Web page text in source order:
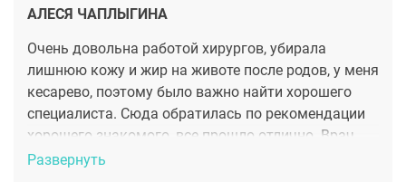
АЛЕСЯ ЧАПЛЫГИНА
Очень довольна работой хирургов, убирала
лишнюю кожу и жир на животе после родов, у меня
кесарево, поэтому было важно найти хорошего
специалиста. Сюда обратилась по рекомендации
хорошего знакомого, все прошло отлично. Врач
очень грамотный специалист и просто хороший
Развернуть